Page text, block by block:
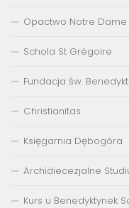
Opactwo Notre Dame
Schola St Grégoire
Fundacja św.
Christianitas
Księgarnia Dębogóra
Archidiecezjalne
Kurs u Benedyktynek